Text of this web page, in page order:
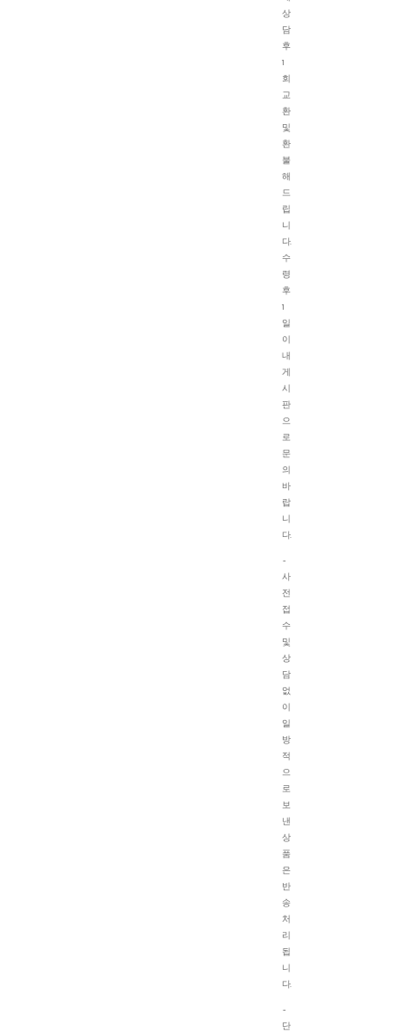
상
담
후
1
회
교
환
및
환
불
해
드
립
니
다.
수
령
후
1
일
이
내
게
시
판
으
로
문
의
바
랍
니
다.
-
사
전
접
수
및
상
담
없
이
일
방
적
으
로
보
낸
상
품
은
반
송
처
리
됩
니
다.
-
단